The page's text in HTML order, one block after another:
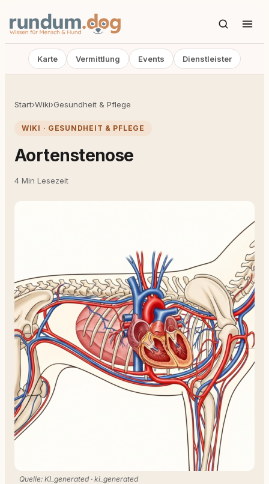
Karte Vermittlung Events Dienstleister
Start›Wiki›Gesundheit & Pflege
WIKI · GESUNDHEIT & PFLEGE
Aortenstenose
4 Min Lesezeit
Quelle: KI_generated · ki_generated